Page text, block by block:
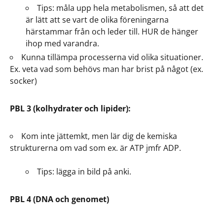
Tips: måla upp hela metabolismen, så att det
är lätt att se vart de olika föreningarna
härstammar från och leder till. HUR de hänger
ihop med varandra.
Kunna tillämpa processerna vid olika situationer.
Ex. veta vad som behövs man har brist på något (ex.
socker)
PBL 3 (kolhydrater och lipider):
Kom inte jättemkt, men lär dig de kemiska
strukturerna om vad som ex. är ATP jmfr ADP.
Tips: lägga in bild på anki.
PBL 4 (DNA och genomet)